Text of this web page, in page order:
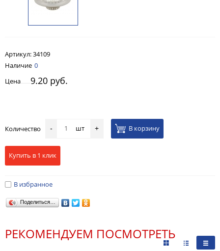
Артикул:34109
Наличие 0
Цена
9.20 руб.
Количество - шт + В корзину
Купить в 1 клик
В избранное
Поделиться…
РЕКОМЕНДУЕМ ПОСМОТРЕТЬ